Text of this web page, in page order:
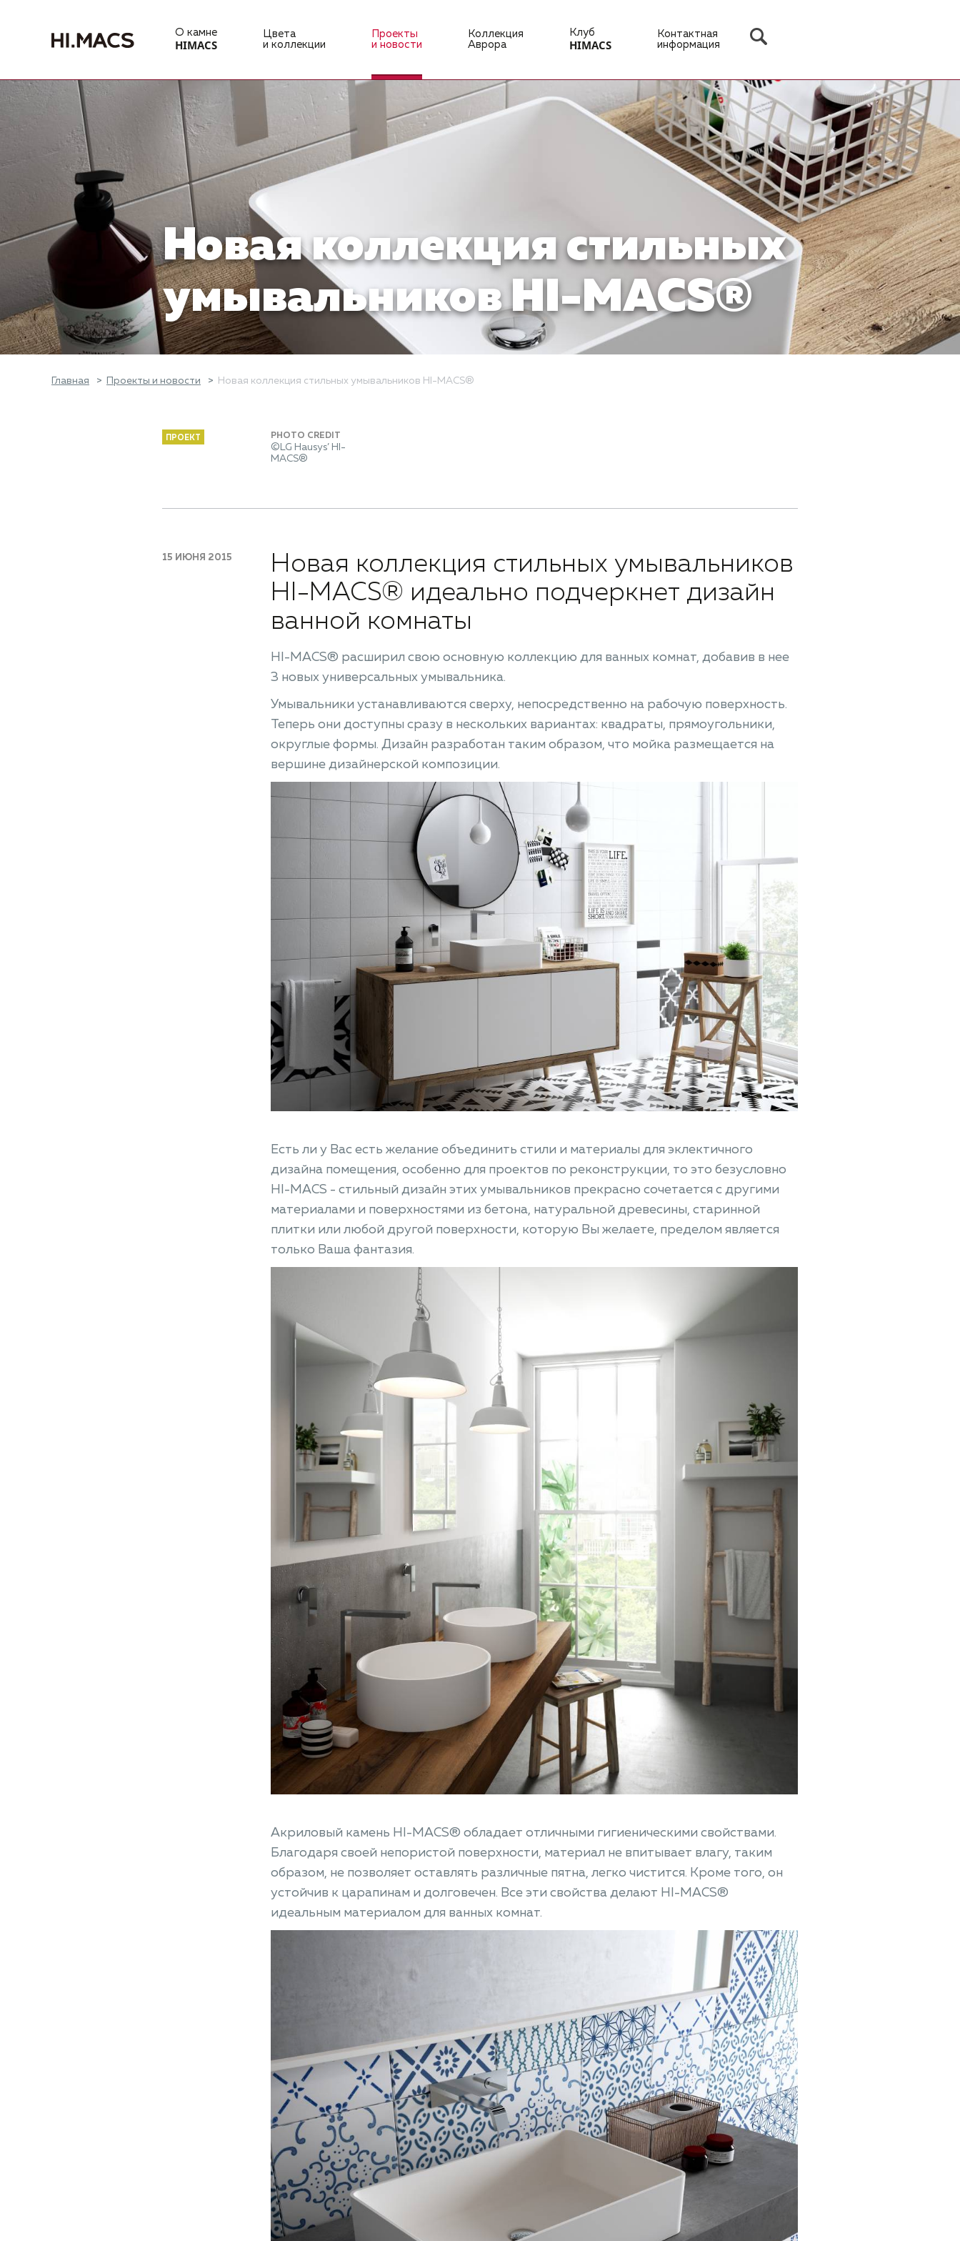
О камне
HIMACS
Цвета
и коллекции
Проекты
и новости
Коллекция
Аврора
Клуб
HIMACS
Контактная
информация
Новая коллекция стильных
умывальников HI-MACS®
Главная Проекты и новости Новая коллекция стильных умывальников HI-MACS®
ПРОЕКТ PHOTO CREDIT
©LG Hausys’ HI-
MACS®
15 ИЮНЯ 2015
Новая коллекция стильных умывальников
HI-MACS® идеально подчеркнет дизайн
ванной комнаты
HI-MACS® расширил свою основную коллекцию для ванных комнат, добавив в нее
3 новых универсальных умывальника.
Умывальники устанавливаются сверху, непосредственно на рабочую поверхность.
Теперь они доступны сразу в нескольких вариантах: квадраты, прямоугольники,
округлые формы. Дизайн разработан таким образом, что мойка размещается на
вершине дизайнерской композиции.
Есть ли у Вас есть желание объединить стили и материалы для эклектичного
дизайна помещения, особенно для проектов по реконструкции, то это безусловно
HI-MACS - стильный дизайн этих умывальников прекрасно сочетается с другими
материалами и поверхностями из бетона, натуральной древесины, старинной
плитки или любой другой поверхности, которую Вы желаете, пределом является
только Ваша фантазия.
Акриловый камень HI-MACS® обладает отличными гигиеническими свойствами.
Благодаря своей непористой поверхности, материал не впитывает влагу, таким
образом, не позволяет оставлять различные пятна, легко чистится. Кроме того, он
устойчив к царапинам и долговечен. Все эти свойства делают HI-MACS®
идеальным материалом для ванных комнат.